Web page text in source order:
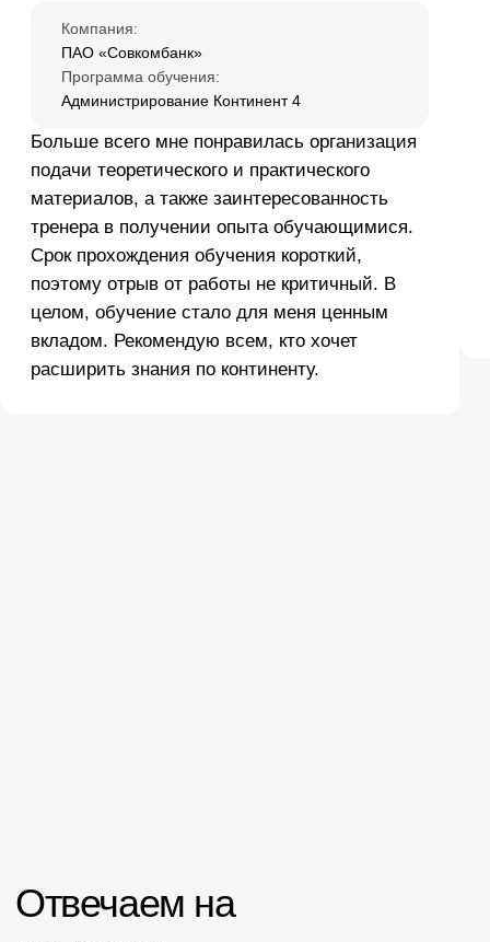
KL 048.2
Kaspersky XDR Expert. Administration
Подробнее
KL 060.4.5
Kaspersky Industrial CyberSecurity
Investigation